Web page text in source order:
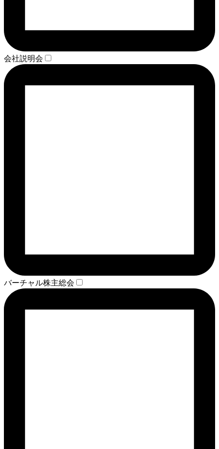
会社説明会
バーチャル株主総会